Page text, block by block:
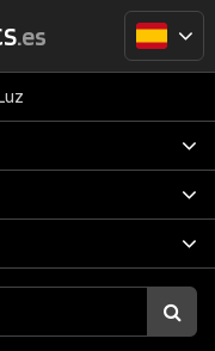
.es
Luz